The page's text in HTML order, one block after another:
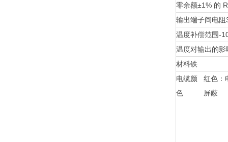
零余额±1% 的
输出端子间电阻
温度补偿范围-
温度对输出的影
材料铁
电缆颜
色
红色：
屏蔽